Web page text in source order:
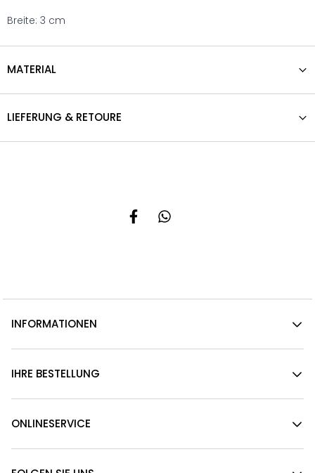
Breite: 3 cm
MATERIAL
LIEFERUNG & RETOURE
INFORMATIONEN
IHRE BESTELLUNG
ONLINESERVICE